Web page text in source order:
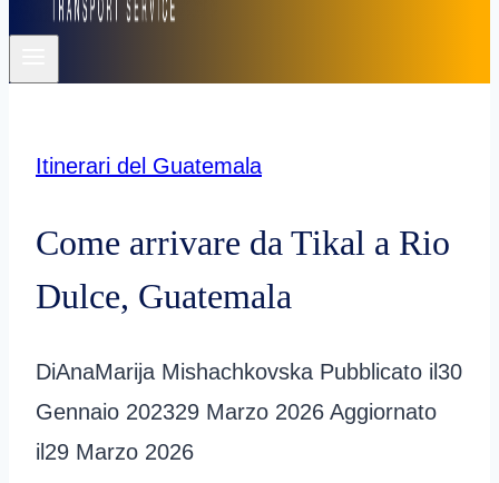
Itinerari del Guatemala
Come arrivare da Tikal a Rio
Dulce, Guatemala
DiAnaMarija Mishachkovska Pubblicato il 30
Gennaio 202329 Marzo 2026 Aggiornato
il 29 Marzo 2026